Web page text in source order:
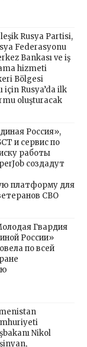
Rusya Partisi,
Federasyonu
Bankası ve iş
hizmeti
Bölgesi
Rusya’da ilk
oluşturacak
Россия»,
и сервис по
работы
создадут
платформу для
СВО
Гвардия
России»
по всей
Nikol